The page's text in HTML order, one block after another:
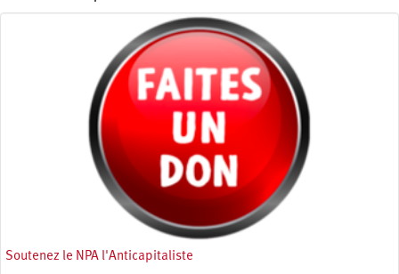
Soutenez le NPA l'Anticapitaliste